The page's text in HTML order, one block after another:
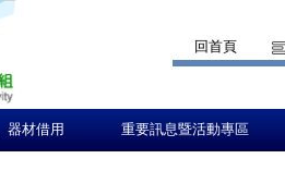
回首頁
器材借用 重要訊息暨活動專區